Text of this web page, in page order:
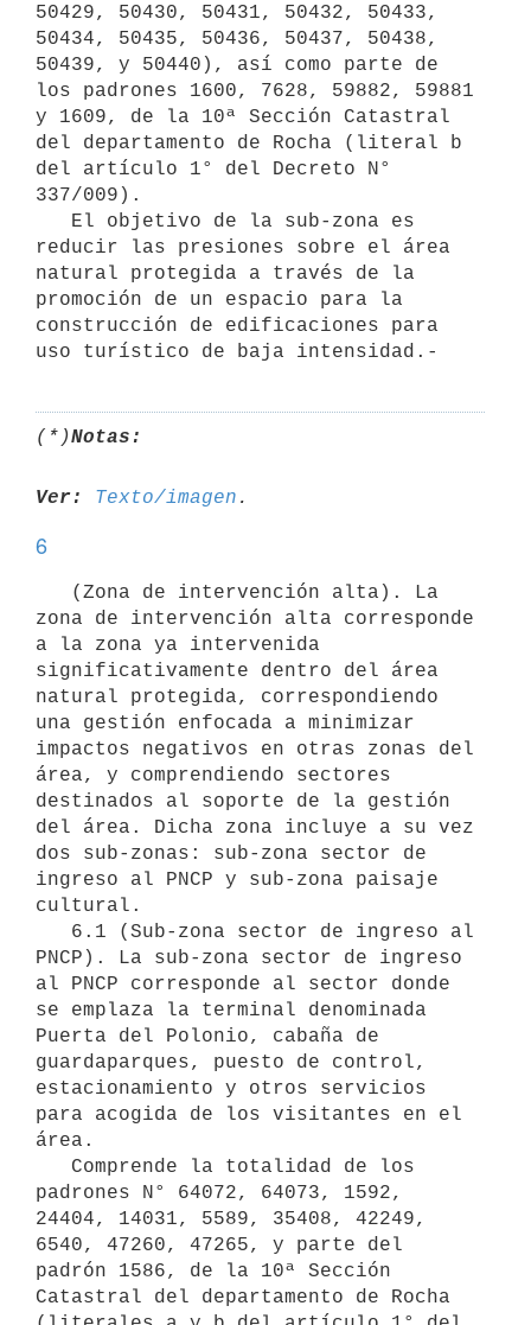
50429, 50430, 50431, 50432, 50433,
50434, 50435, 50436, 50437, 50438,
50439, y 50440), así como parte de
los padrones 1600, 7628, 59882, 59881
y 1609, de la 10ª Sección Catastral
del departamento de Rocha (literal b
del artículo 1° del Decreto N°
337/009).
reducir las presiones sobre el área
natural protegida a través de la
promoción de un espacio para la
construcción de edificaciones para
uso turístico de baja intensidad.-
(*)Notas:
Ver: Texto/imagen
6
zona de intervención alta corresponde
a la zona ya intervenida
significativamente dentro del área
natural protegida, correspondiendo
una gestión enfocada a minimizar
impactos negativos en otras zonas del
área, y comprendiendo sectores
destinados al soporte de la gestión
del área. Dicha zona incluye a su vez
dos sub-zonas: sub-zona sector de
ingreso al PNCP y sub-zona paisaje
cultural.
PNCP). La sub-zona sector de ingreso
al PNCP corresponde al sector donde
se emplaza la terminal denominada
Puerta del Polonio, cabaña de
guardaparques, puesto de control,
estacionamiento y otros servicios
para acogida de los visitantes en el
área.
padrones N° 64072, 64073, 1592,
24404, 14031, 5589, 35408, 42249,
6540, 47260, 47265, y parte del
padrón 1586, de la 10ª Sección
Catastral del departamento de Rocha